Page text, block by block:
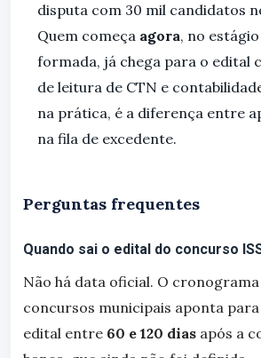
disputa com 30 mil candidatos
Quem começa agora, no
formada, já chega para o edital
de leitura de CTN e
na prática, é a diferença entre
na fila de excedente.
Perguntas frequentes
Quando sai o edital do concurso
Não há data oficial. O cronograma
concursos municipais aponta
edital entre 60 e 120 dias após a